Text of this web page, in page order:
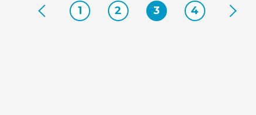
1 2 3 4